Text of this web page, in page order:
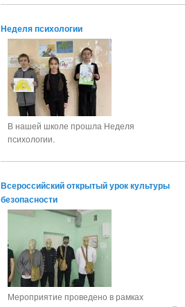
Неделя психологии
В нашей школе прошла Неделя
психологии.
Всероссийский открытый урок культуры
безопасности
Мероприятие проведено в рамках